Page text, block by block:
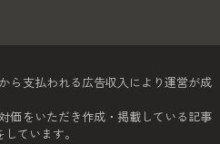
ら支払われる広告収入により運営が成
価をいただき作成・掲載している記事
ています。